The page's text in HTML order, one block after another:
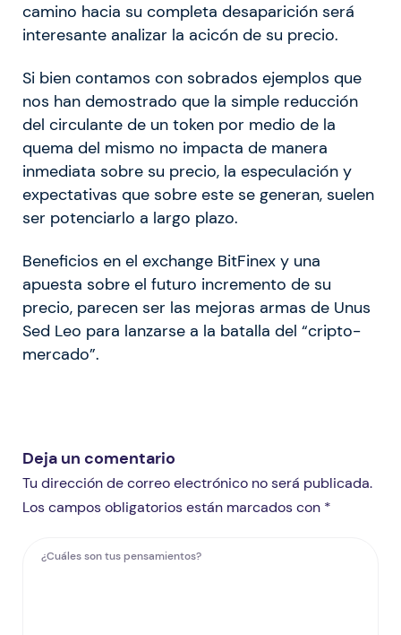
camino hacia su completa desaparición será
interesante analizar la acicón de su precio.
Si bien contamos con sobrados ejemplos que
nos han demostrado que la simple reducción
del circulante de un token por medio de la
quema del mismo no impacta de manera
inmediata sobre su precio, la especulación y
expectativas que sobre este se generan, suelen
ser potenciarlo a largo plazo.
Beneficios en el exchange BitFinex y una
apuesta sobre el futuro incremento de su
precio, parecen ser las mejoras armas de Unus
Sed Leo para lanzarse a la batalla del “cripto-
mercado”.
Deja un comentario
Tu dirección de correo electrónico no será publicada.
Los campos obligatorios están marcados con *